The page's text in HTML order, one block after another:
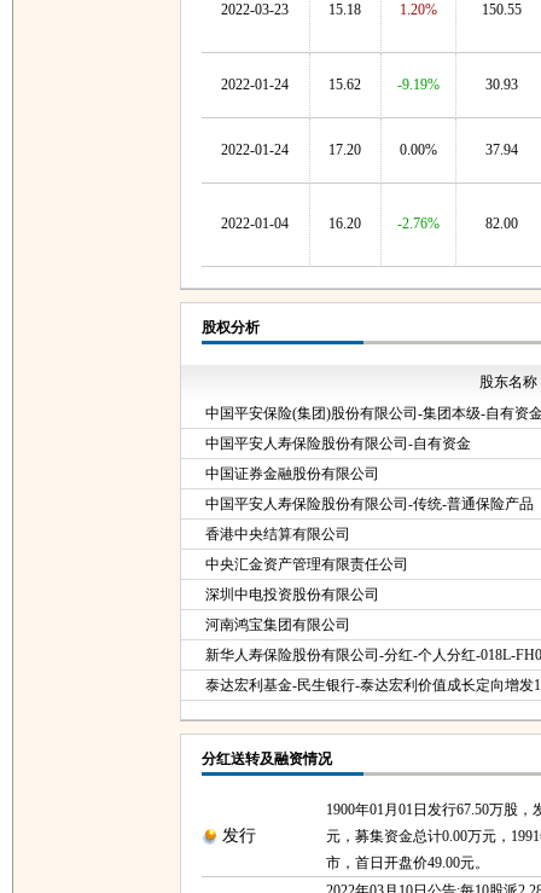
2022-03-23 15.18 1.20% 150.55
2022-01-24 15.62 -9.19% 30.93
2022-01-24 17.20 0.00% 37.94
2022-01-04 16.20 -2.76% 82.00
股权分析
股东名称
中国平安保险(集团)股份有限公司-集团本级-自有资
中国平安人寿保险股份有限公司-自有资金
中国证券金融股份有限公司
中国平安人寿保险股份有限公司-传统-普通保险产品
香港中央结算有限公司
中央汇金资产管理有限责任公司
深圳中电投资股份有限公司
河南鸿宝集团有限公司
新华人寿保险股份有限公司-分红-个人分红-018L-
泰达宏利基金-民生银行-泰达宏利价值成长定向增发
分红送转及融资情况
发行
1900年01月01日发行67.50万股，
元，募集资金总计0.00万元，
市，首日开盘价49.00元。